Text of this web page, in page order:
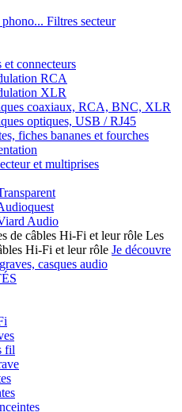
Filtres secteur
et connecteurs
RCA
XLR
coaxiaux, RCA, BNC, XLR
optiques, USB / RJ45
fiches bananes et fourches
et multiprises
Audio
Les
Hi-Fi et leur rôle Je découvre
casques audio
fil